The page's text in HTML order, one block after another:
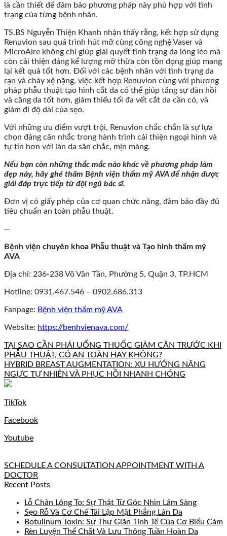
là cần thiết để đảm bảo phương pháp này phù hợp với tình
trạng của từng bệnh nhân.
TS.BS Nguyễn Thiện Khanh nhận thấy rằng, kết hợp sử dụng
Renuvion sau quá trình hút mỡ cùng công nghệ Vaser và
MicroAire không chỉ giúp giải quyết tình trạng da lỏng lẻo mà
còn cải thiện đáng kể lượng mỡ thừa còn tồn đọng giúp mang
lại kết quả tốt hơn. Đối với các bệnh nhân với tình trạng da
rạn và chảy xệ nặng, việc kết hợp Renuvion cùng với phương
pháp phẫu thuật tạo hình cắt da có thể giúp tăng sự đàn hồi
và căng da tốt hơn, giảm thiểu tối đa vết cắt da cần có, và
giảm đi độ dài của sẹo.
Với những ưu điểm vượt trội, Renuvion chắc chắn là sự lựa
chọn đáng cân nhắc trong hành trình cải thiện ngoại hình và
tự tin hơn với làn da săn chắc, mịn màng.
Nếu bạn còn những thắc mắc nào khác về phương pháp làm
đẹp này, hãy ghé thăm Bệnh viện thẩm mỹ AVA để nhận được
giải đáp trực tiếp từ đội ngũ bác sĩ.
Đơn vị có giấy phép của cơ quan chức năng, đảm bảo đầy đủ
tiêu chuẩn an toàn phẫu thuật.
—
Bệnh viện chuyên khoa Phẫu thuật và Tạo hình thẩm mỹ
AVA
Địa chỉ: 236-238 Võ Văn Tần, Phường 5, Quận 3, TP.HCM
Hotline: 0931.467.546 – 0902.686.313
Fanpage: Bệnh viện thẩm mỹ AVA
Website: https://benhvienava.com/
TẠI SAO CẦN PHẢI UỐNG THUỐC GIẢM CÂN TRƯỚC KHI
PHẪU THUẬT, CÓ AN TOÀN HAY KHÔNG?
HYBRID BREAST AUGMENTATION: XU HƯỚNG NÂNG
NGỰC TỰ NHIÊN VÀ PHỤC HỒI NHANH CHÓNG
TikTok
Facebook
Youtube
SCHEDULE A CONSULTATION APPOINTMENT WITH A
DOCTOR
Recent Posts
Lỗ Chân Lông To: Sự Thật Từ Góc Nhìn Lâm Sàng
Sẹo Rỗ Và Cơ Chế Tái Lập Mặt Phẳng Làn Da
Botulinum Toxin: Sự Thư Giãn Tinh Tế Của Cơ Biểu Cảm
Rèn Luyện Thể Chất Và Lưu Thông Tuần Hoàn Da